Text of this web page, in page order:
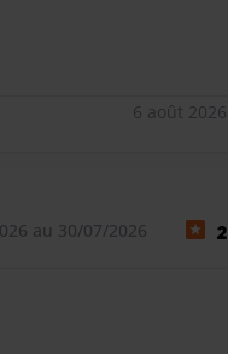
6 août 2026
au 30/07/2026 2